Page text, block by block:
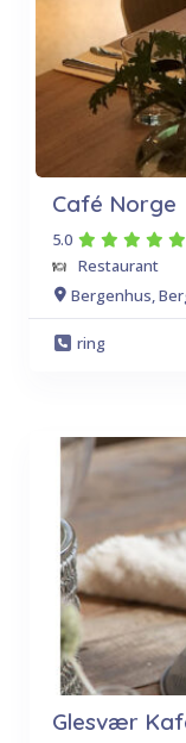
Café Norge
5.0
Restaurant
Bergenhus,
ring
Glesvær